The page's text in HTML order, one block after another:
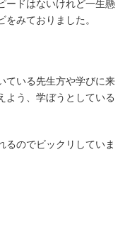
ドはないけれど一生懸
みておりました。
ている先生方や学びに来
よう、学ぼうとしている
るのでビックリしていま